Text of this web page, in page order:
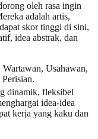
oleh rasa ingin
adalah artis,
skor tinggi di sini,
idea abstrak, dan
Usahawan,
dinamik, fleksibel
idea-idea
kerja yang kaku dan